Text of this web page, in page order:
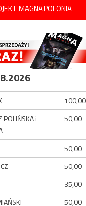
MAGNA POLONIA
100,00
POLIŃSKA i
50,00
50,00
50,00
35,00
50,00